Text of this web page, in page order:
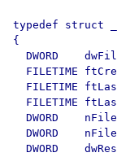
typedef struct
{
DWORD
FILETIME
FILETIME
FILETIME
DWORD
DWORD
DWORD